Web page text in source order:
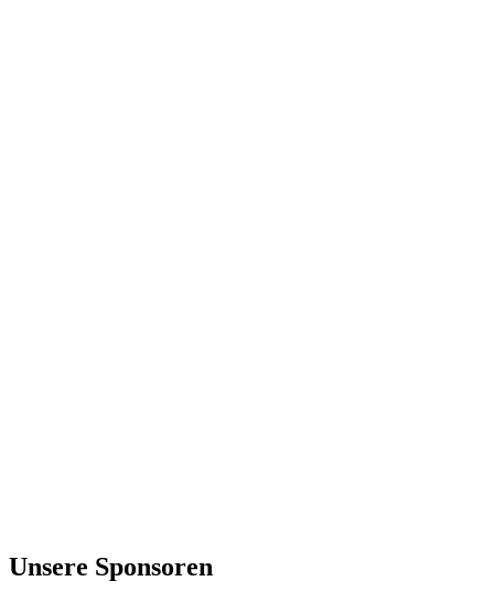
Unsere Sponsoren